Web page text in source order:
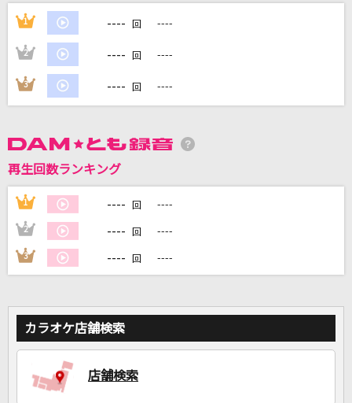
DAMの新曲・ランキングなど
DAMに会員登録・ログインして
カラオケをもっと楽しもう！
自宅でカラオケ歌い放題！
家族や友達と一緒に！練習にも！
1 ---- 回 ----
2 ---- 回 ----
3 ---- 回 ----
再生回数ランキング
1 ---- 回 ----
2 ---- 回 ----
3 ---- 回 ----
カラオケ店舗検索
店舗検索